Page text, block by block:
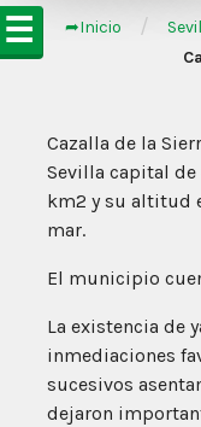
☰ ➦Inicio /
Cazalla de la
Sevilla capital de
km2 y su altitud
mar.
El municipio
La existencia de
inmediaciones
sucesivos
dejaron